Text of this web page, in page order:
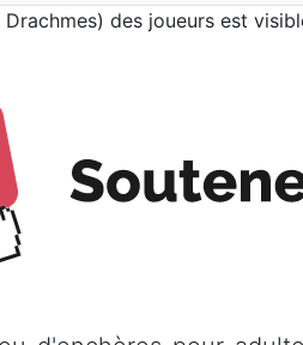
Drachmes) des joueurs est